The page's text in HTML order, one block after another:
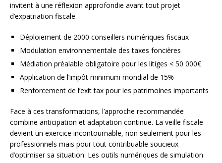
invitent à une réflexion approfondie avant tout projet
d’expatriation fiscale.
Déploiement de 2000 conseillers numériques fiscaux
Modulation environnementale des taxes foncières
Médiation préalable obligatoire pour les litiges < 50 000€
Application de l’impôt minimum mondial de 15%
Renforcement de l’exit tax pour les patrimoines importants
Face à ces transformations, l’approche recommandée
combine anticipation et adaptation continue. La veille fiscale
devient un exercice incontournable, non seulement pour les
professionnels mais pour tout contribuable soucieux
d’optimiser sa situation. Les outils numériques de simulation